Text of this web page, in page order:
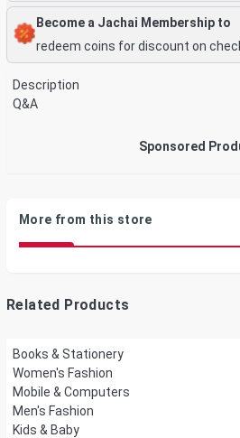
Become a Jachai Membership to
redeem coins for discount on
Description
Q&A
Sponsored
More from this store
Related Products
Books & Stationery
Women's Fashion
Mobile & Computers
Men's Fashion
Kids & Baby